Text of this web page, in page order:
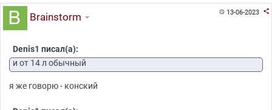
13-06-2023 
Brainstorm
Denis1 писал(а):
и от 14 л обычный
я же говорю - конский